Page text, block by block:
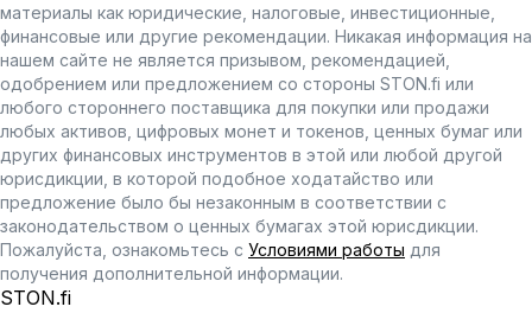
материалы как юридические, налоговые, инвестиционные,
финансовые или другие рекомендации. Никакая информация на
нашем сайте не является призывом, рекомендацией,
одобрением или предложением со стороны STON.fi или
любого стороннего поставщика для покупки или продажи
любых активов, цифровых монет и токенов, ценных бумаг или
других финансовых инструментов в этой или любой другой
юрисдикции, в которой подобное ходатайство или
предложение было бы незаконным в соответствии с
законодательством о ценных бумагах этой юрисдикции.
Пожалуйста, ознакомьтесь с Условиями работы для
получения дополнительной информации.
STON.fi